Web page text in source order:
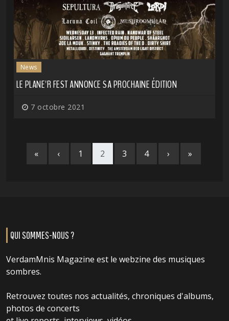
News
LE PLANE'R FEST ANNONCE SA PROCHAINE ÉDITION
7 octobre 2021
« ‹ 1 2 3 4 › »
QUI SOMMES-NOUS ?
VerdamMnis Magazine est le webzine des musiques
sombres.
Retrouvez toutes nos actualités, chroniques d'albums,
photos de concerts